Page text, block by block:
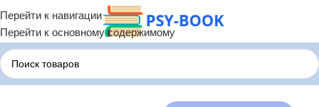
Перейти к навигации
Перейти к основному содержимому
Главная Психологические Книги